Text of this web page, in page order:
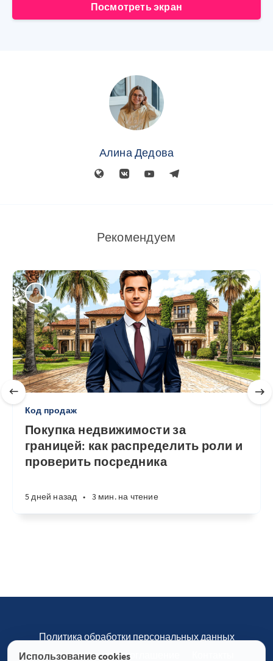
Посмотреть экран
Алина Дедова
Рекомендуем
Код продаж
Покупка недвижимости за
границей: как распределить роли и
проверить посредника
5 дней назад • 3 мин. на чтение
Использование cookies
Политика обработки персональных данных
Пользовательское соглашение